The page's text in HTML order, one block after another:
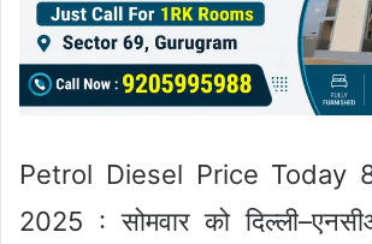
Petrol Diesel Price Today
2025 : सोमवार को